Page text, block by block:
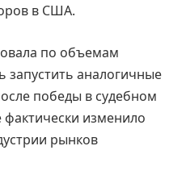
в США.
по объемам
запустить аналогичные
победы в судебном
фактически изменило
рынков